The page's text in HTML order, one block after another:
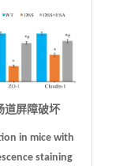
道屏障破坏
in mice with
staining